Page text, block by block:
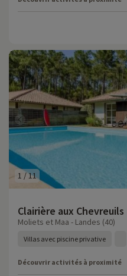
1 /11
Clairière aux Chevreuils
Moliets et Maa - Landes (40)
Villas avec piscine privative
Découvrir activités à proximité